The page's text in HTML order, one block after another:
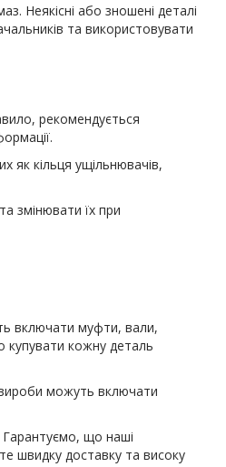
Неякісні або зношені деталі
та використовувати
рекомендується
як кільця ущільнювачів,
змінювати їх при
включати муфти, вали,
купувати кожну деталь
вироби можуть включати
що наші
швидку доставку та високу